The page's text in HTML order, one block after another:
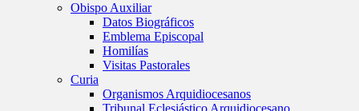
Obispo Auxiliar
Datos Biográficos
Emblema Episcopal
Homilías
Visitas Pastorales
Curia
Organismos Arquidiocesanos
Tribunal Eclesiástico Arquidiocesano